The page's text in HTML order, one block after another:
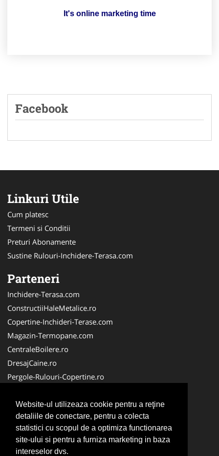
Website-ul utilizeaza cookie pentru a reţine
detaliile de conectare, pentru a colecta
statistici cu scopul de a optimiza functionarea
site-ului si pentru a furniza marketing in baza
intereselor dvs.
It's online marketing time
Facebook
Linkuri Utile
Cum platesc
Termeni si Conditii
Preturi Abonamente
Sustine Rulouri-Inchidere-Terasa.com
Parteneri
Inchidere-Terasa.com
ConstructiiHaleMetalice.ro
Copertine-Inchideri-Terase.com
Magazin-Termopane.com
CentraleBoilere.ro
DresajCaine.ro
Pergole-Rulouri-Copertine.ro
Alpinist-Utilitar.com
CuratenieSpatiiComerciale.ro
FirmaTractariAuto.ro
Service-Reparatii.com